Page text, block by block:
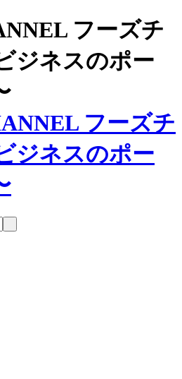
フーズチ
ジネスのポー